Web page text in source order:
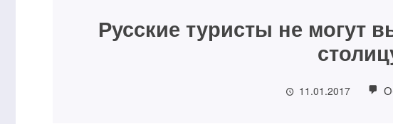
Русские туристы не могут
11.01.2017